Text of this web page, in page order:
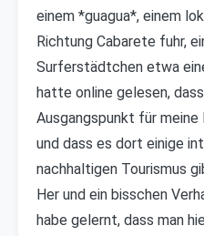
einem *guagua*, einem
Richtung Cabarete fuhr,
Surferstädtchen etwa
hatte online gelesen,
Ausgangspunkt für meine
und dass es dort einige
nachhaltigen Tourismus
Her und ein bisschen
habe gelernt, dass man